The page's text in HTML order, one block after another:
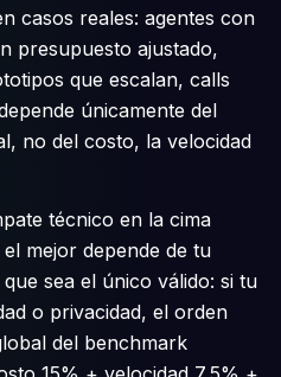
casos reales: agentes con
presupuesto ajustado,
que escalan, calls
únicamente del
no del costo, la velocidad
técnico en la cima
mejor depende de tu
sea el único válido: si tu
o privacidad, el orden
del benchmark